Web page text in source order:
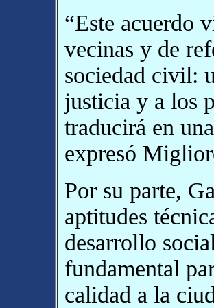
“Este acuerdo
vecinas y de
sociedad civil:
justicia y a los
traducirá en
expresó
Por su parte,
aptitudes
desarrollo
fundamental
calidad a la